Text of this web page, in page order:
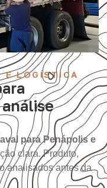
E LOGÍSTICA
para Penápolis e
clara. Produto,
analisados antes da